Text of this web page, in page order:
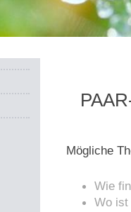
Mögliche
Wie
Wo ist